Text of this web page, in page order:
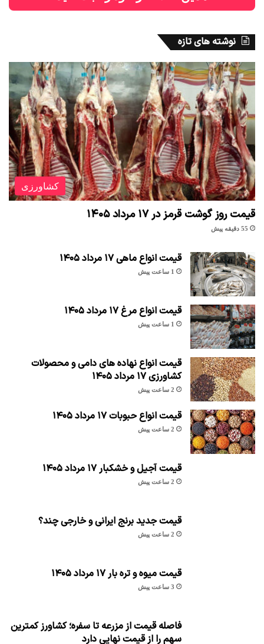
نوشته های تازه
کشاورزی
قیمت روز گوشت قرمز در ۱۷ مرداد ۱۴۰۵
55 دقیقه پیش
قیمت انواع ماهی ۱۷ مرداد ۱۴۰۵
1 ساعت پیش
قیمت انواع مرغ ۱۷ مرداد ۱۴۰۵
1 ساعت پیش
قیمت انواع نهاده های دامی و محصولات
کشاورزی ۱۷ مرداد ۱۴۰۵
2 ساعت پیش
قیمت انواع حبوبات ۱۷ مرداد ۱۴۰۵
2 ساعت پیش
قیمت آجیل و خشکبار ۱۷ مرداد ۱۴۰۵
2 ساعت پیش
قیمت جدید برنج ایرانی و خارجی چند؟
2 ساعت پیش
قیمت میوه و تره بار ۱۷ مرداد ۱۴۰۵
3 ساعت پیش
فاصله قیمت از مزرعه تا سفره؛ کشاورز کمترین
سهم را از قیمت نهایی دارد